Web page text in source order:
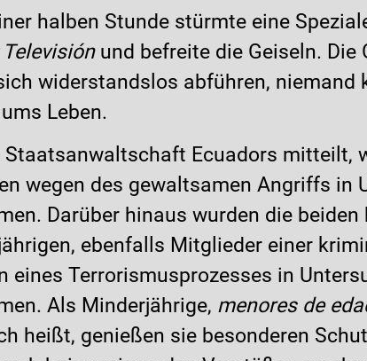
halben Stunde stürmte eine
Televisión und befreite die Geiseln. Die
widerstandslos abführen, niemand
Leben.
Staatsanwaltschaft Ecuadors mitteilt,
wegen des gewaltsamen Angriffs in
Darüber hinaus wurden die
ebenfalls Mitglieder einer
eines Terrorismusprozesses in
Als Minderjährige, menores de
heißt, genießen sie besonderen